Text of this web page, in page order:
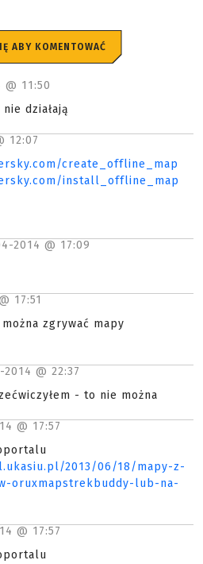
ABY KOMENTOWAĆ
@ 11:50
działają
12:07
create_offline_map
install_offline_map
2014 @ 17:09
17:51
zgrywać mapy
@ 22:37
- to nie można
@ 17:57
2013/06/18/mapy-z-
oruxmapstrekbuddy-lub-na-
@ 17:57